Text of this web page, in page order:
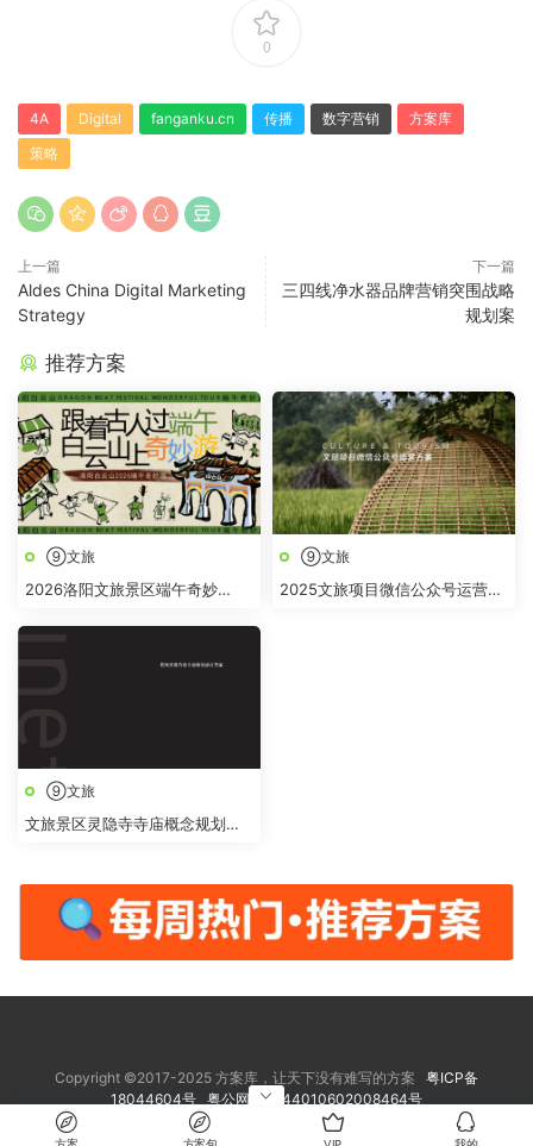
0
4A Digital fanganku.cn 传播 数字营销
方案库
策略
上一篇
Aldes China Digital Marketing
Strategy
下一篇
三四线净水器品牌营销突围战略
规划案
推荐方案
⑨文旅
2026洛阳文旅景区端午奇妙
⑨文旅
2025文旅项目微信公众号运营方
⑨文旅
文旅景区灵隐寺寺庙概念规划提
Copyright ©2017-2025 方案库，让天下没有难写的方案 粤ICP备
18044604号 粤公网安备 44010602008464号